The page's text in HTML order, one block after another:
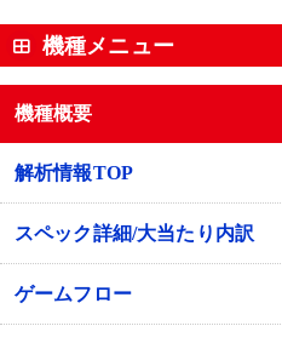
機種メニュー
機種概要
解析情報TOP
スペック詳細/大当たり内訳
ゲームフロー